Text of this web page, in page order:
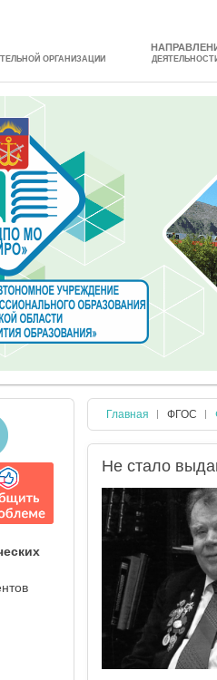
ОРГАНИЗАЦИИ
Главная ФГОС
Не стало